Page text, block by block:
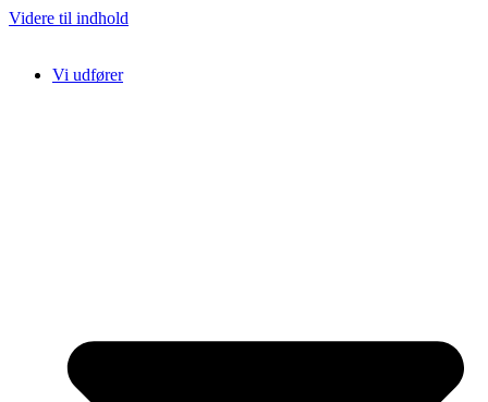
Videre til indhold
Vi udfører